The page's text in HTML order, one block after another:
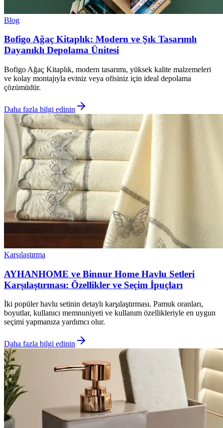
Blog
Bofigo Ağaç Kitaplık: Modern ve Şık Tasarımlı
Dayanıklı Depolama Ünitesi
Bofigo Ağaç Kitaplık, modern tasarımı, yüksek kalite malzemeleri
ve kolay montajıyla eviniz veya ofisiniz için ideal depolama
çözümüdür.
Daha fazla bilgi edinin
Karşılaştırma
AYHANHOME ve Binnur Home Havlu Setleri
Karşılaştırması: Özellikler ve Seçim İpuçları
İki popüler havlu setinin detaylı karşılaştırması. Pamuk oranları,
boyutlar, kullanıcı memnuniyeti ve kullanım özellikleriyle en uygun
seçimi yapmanıza yardımcı olur.
Daha fazla bilgi edinin